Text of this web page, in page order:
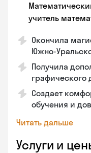
учитель
Окончила
Южно-
Получила
графического
Создает
обучения и
Читать дальше
Услуги и